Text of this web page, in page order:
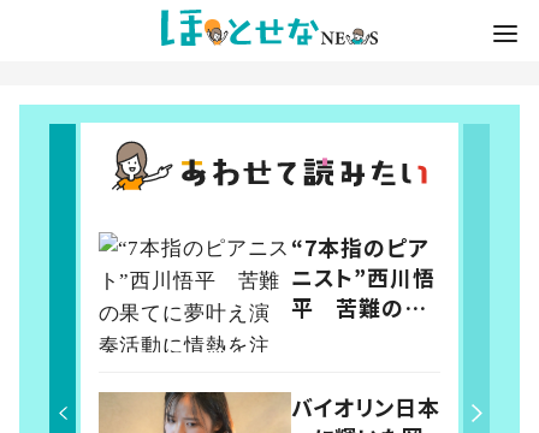
“7本指のピア
ニスト”西川悟
平 苦難の果
を注ぐ今
バイオリン日本